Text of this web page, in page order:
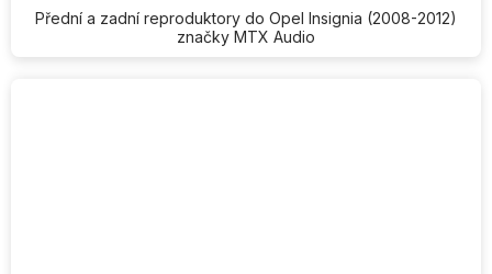
Přední a zadní reproduktory do Opel Insignia (2008-2012)
značky MTX Audio